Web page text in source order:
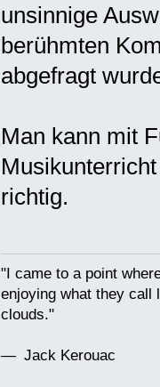
unsinnige
berühmten
abgefragt
Man kann mit
richtig.
"I came to a point
enjoying what they call
clouds."
— Jack Kerouac